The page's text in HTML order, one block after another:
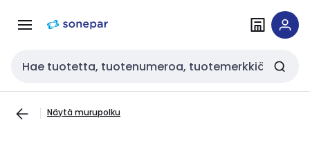
navigointiinsisältöön
Haku
Näytä murupolku